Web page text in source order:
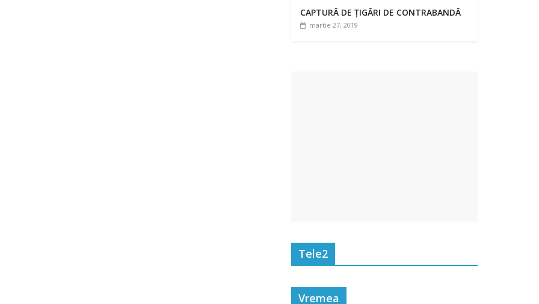
CAPTURĂ DE ȚIGĂRI DE CONTRABANDĂ
martie 27, 2019
Tele2
Vremea